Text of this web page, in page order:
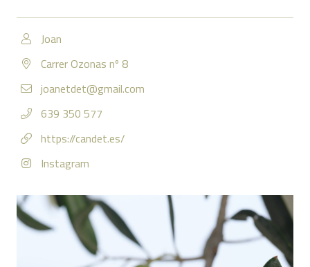
Joan
Carrer Ozonas nº 8
joanetdet@gmail.com
639 350 577
https://candet.es/
Instagram